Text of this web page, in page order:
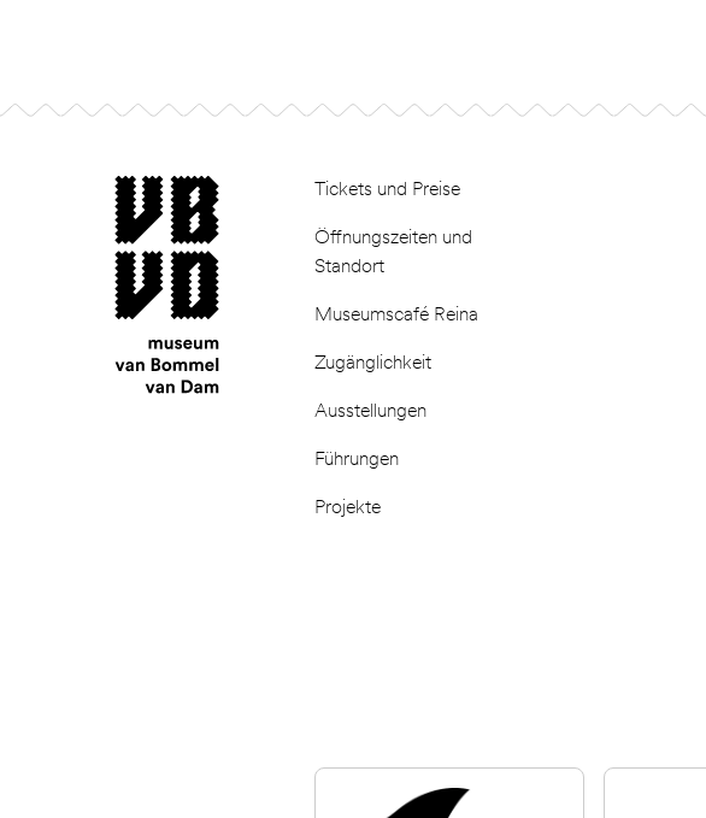
Tickets und Preise
Öffnungszeiten und
Standort
Museumscafé Reina
Zugänglichkeit
Ausstellungen
Führungen
Projekte
museum van Bommel van Dam